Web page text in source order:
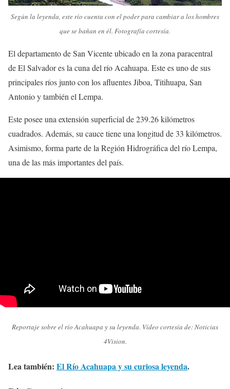
Según la leyenda, este río cuenta con el poder para cambiar a los hombres
que se bañan en él. Fotografía cortesía.
El departamento de San Vicente ubicado en la zona paracentral
de El Salvador es la cuna del río Acahuapa. Este es uno de sus
principales ríos junto con los afluentes Jiboa, Titihuapa, San
Antonio y también el Lempa.
Este posee una extensión superficial de 239.26 kilómetros
cuadrados. Además, su cauce tiene una longitud de 33 kilómetros.
Asimismo, forma parte de la Región Hidrográfica del río Lempa,
una de las más importantes del país.
Reportaje sobre el río Acahuapa y su leyenda. Vídeo cortesía de: Noticias
4Vision.
Lea también: El Río Acahuapa y su curiosa leyenda.